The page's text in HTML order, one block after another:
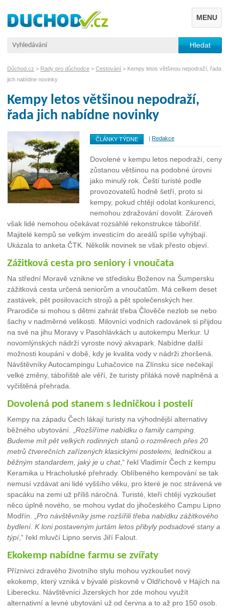
MENU
Důchod.cz > Rady pro důchodce > Cestování > Kempy letos většinou nepodraží, řada
jich nabídne novinky
Kempy letos většinou nepodraží,
řada jich nabídne novinky
ČLÁNKY TÝDNE Redakce
Dovolené v kempu letos nepodraží, ceny
zůstanou většinou na podobné úrovni
jako minulý rok. Čeští turisté podle
provozovatelů hodně šetří, proto si
kempy, pokud chtějí odolat konkurenci,
nemohou zdražování dovolit. Zároveň
však lidé nemohou očekávat rozsáhlé rekonstrukce tábořišť.
Majitelé kempů se velkým investicím do areálů spíše vyhýbají.
Ukázala to anketa ČTK. Několik novinek se však přesto objeví.
Zážitková cesta pro seniory i vnoučata
Na střední Moravě vznikne ve středisku Boženov na Šumpersku
zážitková cesta určená seniorům a vnoučatům. Má celkem deset
zastávek, pět posilovacích strojů a pět společenských her.
Prarodiče si mohou s dětmi zahrát třeba Člověče nezlob se nebo
šachy v nadměrné velikosti. Milovníci vodních radovánek si přijdou
na své na jihu Moravy v Pasohlávkách u autokempu Merkur. U
novomlýnských nádrží vyroste nový akvapark. Nabídne další
možnosti koupání v době, kdy je kvalita vody v nádrži zhoršená.
Návštěvníky Autocampingu Luhačovice na Zlínsku sice nečekají
velké změny, tábořiště ale věří, že turisty přiláká nově naplněná a
vyčištěná přehrada.
Dovolená pod stanem s ledničkou i postelí
Kempy na západu Čech lákají turisty na výhodnější alternativy
běžného ubytování. „Rozšíříme nabídku o family camping.
Budeme mít pět velkých rodinných stanů o rozměrech přes 20
metrů čtverečních zařízených klasickými postelemi, ledničkou a
běžným standardem, jaký je u chat,“ řekl Vladimír Čech z kempu
Keramika u Hracholuské přehrady. Oblíbeného kempování se tak
nemusí vzdávat ani lidé vyššího věku, pro které je noc strávená ve
spacáku na zemi už příliš náročná. Turisté, kteří chtějí vyzkoušet
něco úplně nového, se mohou vydat do jihočeského Campu Lipno
Modřín. „Pro návštěvníky jsme rozšířili třeba nabídku zážitkového
bydlení. K loni postaveným jurtám letos přibyly podsadové stany a
týpí,“ řekl mluvčí Lipno servis Jiří Falout.
Ekokemp nabídne farmu se zvířaty
Příznivci zdravého životního stylu mohou vyzkoušet nový
ekokemp, který vzniká v bývalé pískovně v Oldřichově v Hájích na
Liberecku. Návštěvníci Jizerských hor zde mohou využít
alternativní a levné ubytování už od června a to až pro 150 osob.